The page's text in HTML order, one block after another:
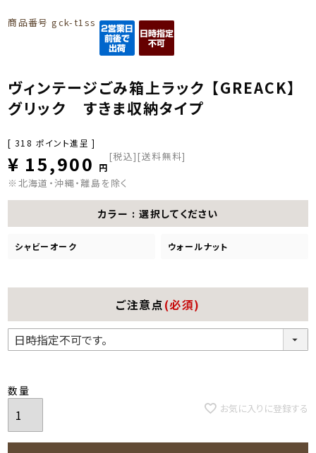
商品番号 gck-t1ss
ヴィンテージごみ箱上ラック 【GREACK】
グリック すきま収納タイプ
[ 318 ポイント進呈 ]
¥ 15,900 税込 [送料無料]
※北海道・沖縄・離島を除く
カラー 選択してください
シャビーオーク ウォールナット
ご注意点 (必須)
お気に入りに登録する